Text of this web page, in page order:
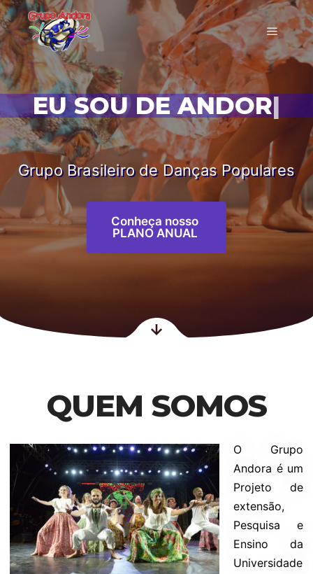
EU SOU DE ANDORA!
Grupo Brasileiro de Danças Populares
Conheça nosso
PLANO ANUAL
QUEM SOMOS
O Grupo
Andora é um
Projeto de
extensão,
Pesquisa e
Ensino da
Universidade